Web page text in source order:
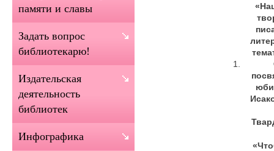
1.
памяти и славы
Задать вопрос
библиотекарю!
Издательская
деятельность
библиотек
Инфографика